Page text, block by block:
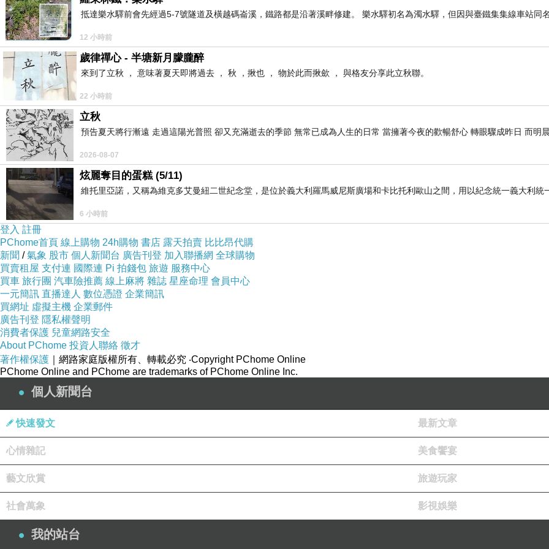
暖鍋物的地理位置算很隱密吧 在巷弄裡而且還在2樓 從一樓看起來不仔細看會找不到 不過只要認明這
抵達樂水驛前會先經過5-7號隧道及橫越碼崙溪，鐵路都是沿著溪畔修建。 樂水驛初名為濁水驛，但因與臺鐵集集線車站同
12 小時前
歲律禪心 - 半塘新月朦朧醉
來到了立秋 ， 意味著夏天即將過去 ， 秋 ，揪也 ， 物於此而揪歛 ， 與格友分享此立秋聯。
22 小時前
立秋
預告夏天將行漸遠 走過這陽光普照 卻又充滿逝去的季節 無常已成為人生的日常 當擁著今夜的歡暢舒心 轉眼驟成昨日 而明
2026-08-07
炫麗奪目的蛋糕 (5/11)
維托里亞諾，又稱為維克多艾曼紐二世紀念堂，是位於義大利羅馬威尼斯廣場和卡比托利歐山之間，用以紀念統一義大利統
6 小時前
登入 註冊
PChome首頁 線上購物 24h購物 書店 露天拍賣 比比昂代購
新聞 /氣象 股市 個人新聞台 廣告刊登 加入聯播網 全球購物
買賣租屋 支付連 國際連 Pi 拍錢包 旅遊 服務中心
買車 旅行團 汽車險推薦 線上麻將 雜誌 星座命理 會員中心
一元簡訊 直播達人 數位憑證 企業簡訊
買網址 虛擬主機 企業郵件
廣告刊登 隱私權聲明
消費者保護 兒童網路安全
About PChome 投資人聯絡 徵才
著作權保護 ｜網路家庭版權所有、轉載必究 ‧Copyright PChome Online
PChome Online and PChome are trademarks of PChome Online Inc.
個人新聞台
快速發文 最新文章
心情雜記 美食饗宴
藝文欣賞 旅遊玩家
社會萬象 影視娛樂
我的站台